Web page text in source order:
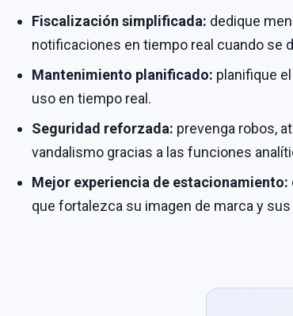
Fiscalización simplificada: dedique
notificaciones en tiempo real cuando se
Mantenimiento planificado: planifique
uso en tiempo real.
Seguridad reforzada: prevenga robos,
vandalismo gracias a las funciones
Mejor experiencia de estacionamiento:
que fortalezca su imagen de marca y